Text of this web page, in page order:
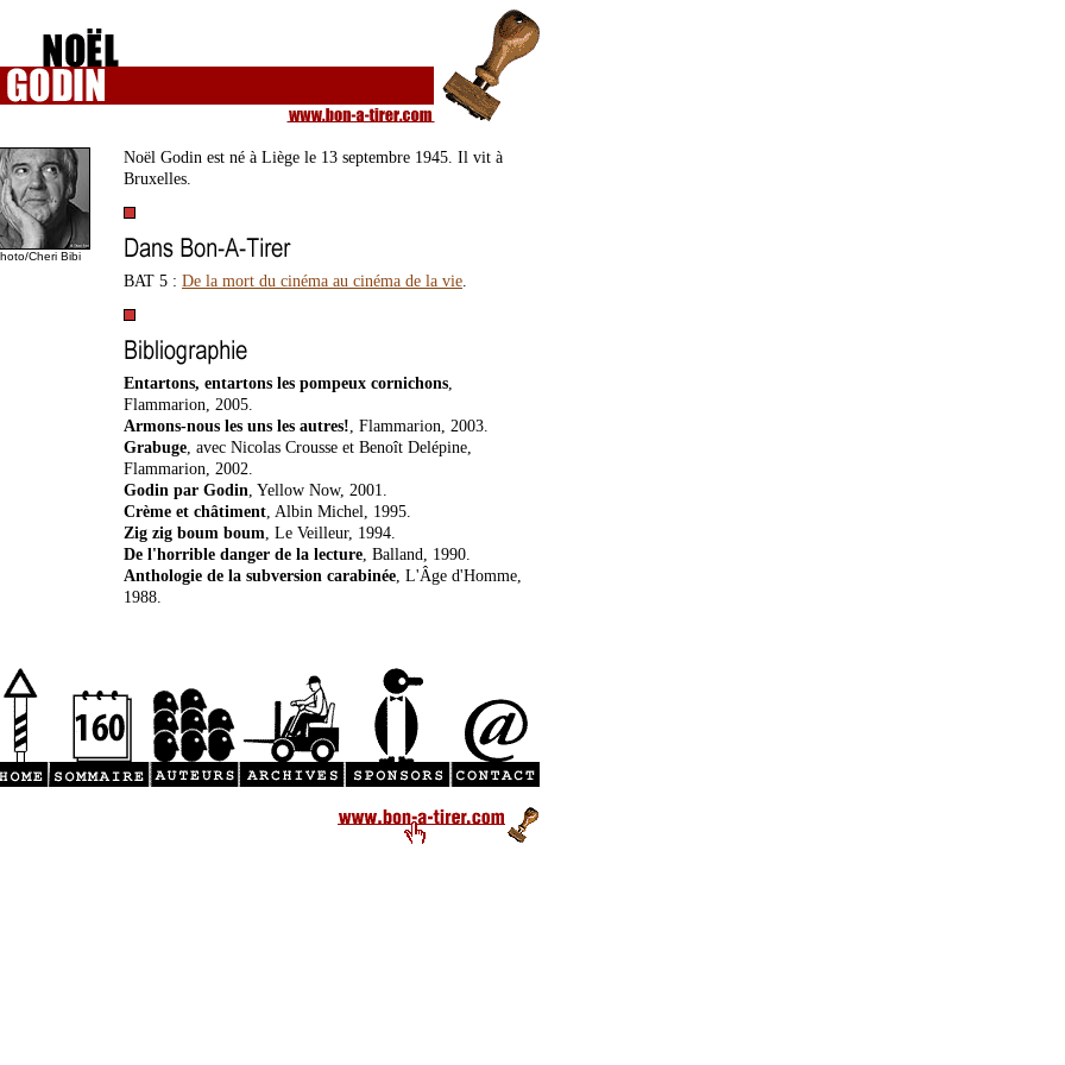
Cheri Bibi
Noël Godin est né à Liège le 13 septembre 1945. Il vit à
Bruxelles.
BAT 5 : De la mort du cinéma au cinéma de la vie.
Entartons, entartons les pompeux cornichons,
Flammarion, 2005.
Armons-nous les uns les autres!, Flammarion, 2003.
Grabuge, avec Nicolas Crousse et Benoît Delépine,
Flammarion, 2002.
Godin par Godin, Yellow Now, 2001.
Crème et châtiment, Albin Michel, 1995.
Zig zig boum boum, Le Veilleur, 1994.
De l'horrible danger de la lecture, Balland, 1990.
Anthologie de la subversion carabinée, L'Âge d'Homme,
1988.